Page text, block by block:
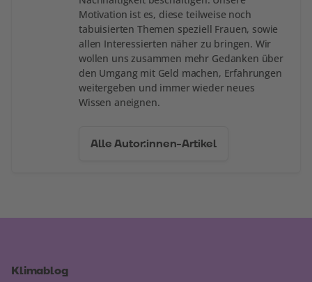
Motivation ist es, diese teilweise noch
tabuisierten Themen speziell Frauen, sowie
allen Interessierten näher zu bringen. Wir
wollen uns zusammen mehr Gedanken über
den Umgang mit Geld machen, Erfahrungen
weitergeben und immer wieder neues
Wissen aneignen.
Alle Autor:innen-Artikel
Klimablog